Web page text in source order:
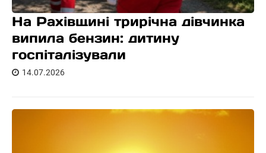
На Рахівщині трирічна дівчинка
випила бензин: дитину
госпіталізували
14.07.2026